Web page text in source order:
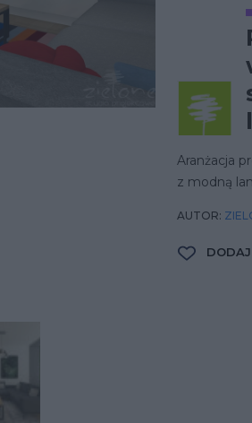
Aranżacja
z modną
AUTOR: